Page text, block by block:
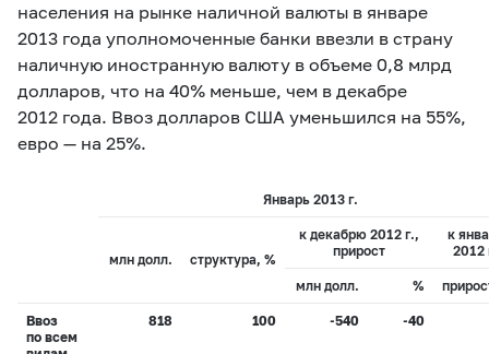
населения на рынке наличной валюты в январе
2013 года уполномоченные банки ввезли в страну
наличную иностранную валюту в объеме 0,8 млрд
долларов, что на 40% меньше, чем в декабре
2012 года. Ввоз долларов США уменьшился на 55%,
евро — на 25%.
Январь 2013 г.
млн долл. структура, %
к декабрю 2012 г.,
прирост
к
2012
млн долл. %
Ввоз
по всем
818 100 -540 -40